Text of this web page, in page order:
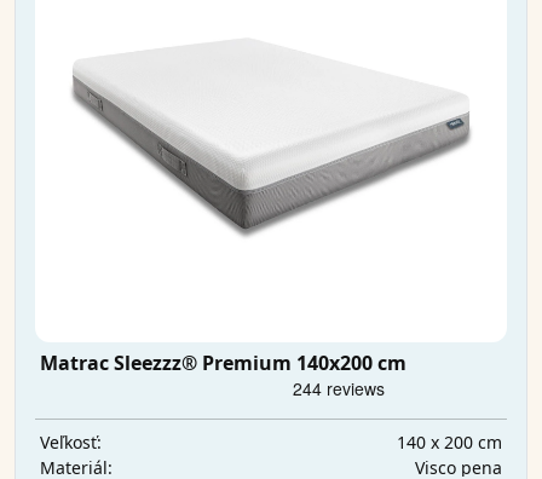
Matrac Sleezzz® Premium 140x200 cm
Veľkosť:
140 x 200 cm
Materiál:
Visco pena